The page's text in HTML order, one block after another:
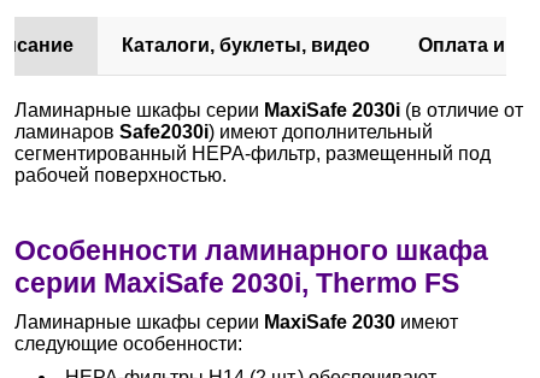
Каталоги, буклеты, видео Оплата и
Ламинарные шкафы серии MaxiSafe 2030i (в отличие от
ламинаров Safe2030i) имеют дополнительный
сегментированный НЕРА-фильтр, размещенный под
рабочей поверхностью.
Особенности ламинарного шкафа
серии MaxiSafe 2030i, Thermo FS
Ламинарные шкафы серии MaxiSafe 2030 имеют
следующие особенности: